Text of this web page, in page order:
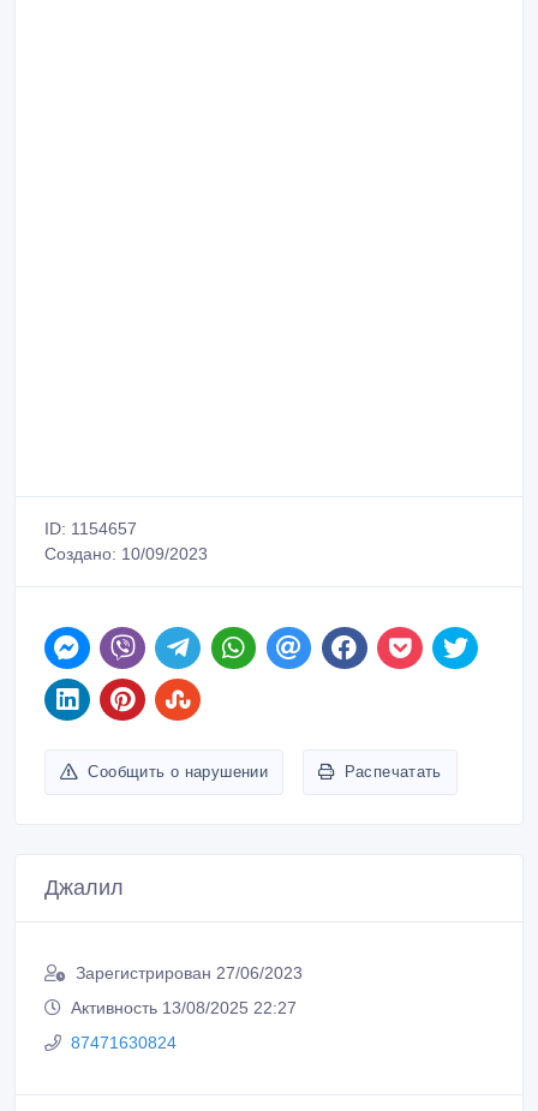
ID: 1154657
Создано: 10/09/2023
Сообщить о нарушении Распечатать
Джалил
Зарегистрирован 27/06/2023
Активность 13/08/2025 22:27
87471630824